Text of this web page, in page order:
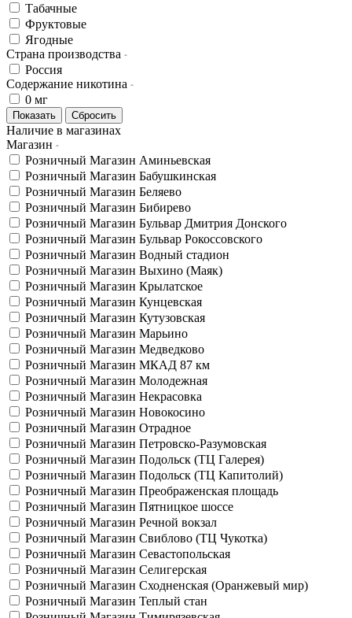
Табачные
Фруктовые
Ягодные
Страна производства
Россия
Содержание никотина
0 мг
Наличие в магазинах
Магазин
Розничный Магазин Аминьевская
Розничный Магазин Бабушкинская
Розничный Магазин Беляево
Розничный Магазин Бибирево
Розничный Магазин Бульвар Дмитрия Донского
Розничный Магазин Бульвар Рокоссовского
Розничный Магазин Водный стадион
Розничный Магазин Выхино (Маяк)
Розничный Магазин Крылатское
Розничный Магазин Кунцевская
Розничный Магазин Кутузовская
Розничный Магазин Марьино
Розничный Магазин Медведково
Розничный Магазин МКАД 87 км
Розничный Магазин Молодежная
Розничный Магазин Некрасовка
Розничный Магазин Новокосино
Розничный Магазин Отрадное
Розничный Магазин Петровско-Разумовская
Розничный Магазин Подольск (ТЦ Галерея)
Розничный Магазин Подольск (ТЦ Капитолий)
Розничный Магазин Преображенская площадь
Розничный Магазин Пятницкое шоссе
Розничный Магазин Речной вокзал
Розничный Магазин Свиблово (ТЦ Чукотка)
Розничный Магазин Севастопольская
Розничный Магазин Селигерская
Розничный Магазин Сходненская (Оранжевый мир)
Розничный Магазин Теплый стан